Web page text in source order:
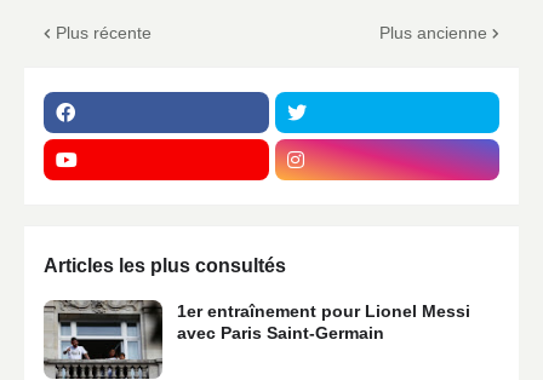
Plus récente Plus ancienne
Articles les plus consultés
1er entraînement pour Lionel Messi
avec Paris Saint-Germain